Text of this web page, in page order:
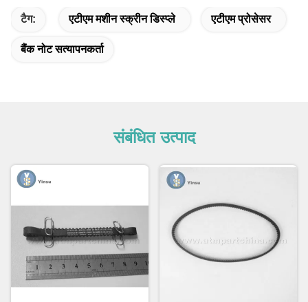
टैग: एटीएम मशीन स्क्रीन डिस्प्ले एटीएम प्रोसेसर
बैंक नोट सत्यापनकर्ता
संबंधित उत्पाद